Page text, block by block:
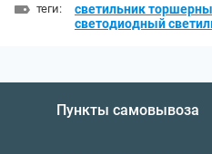
теги: светильник
светодиодный
Пункты самовывоза